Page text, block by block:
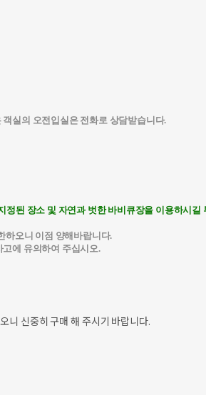
실의 오전입실은 전화로 상담받습니다.
된 장소 및 자연과 벗한 바비큐장을 이용하시길
하오니 이점 양해바랍니다.
에 유의하여 주십시오.
니 신중히 구매 해 주시기 바랍니다.